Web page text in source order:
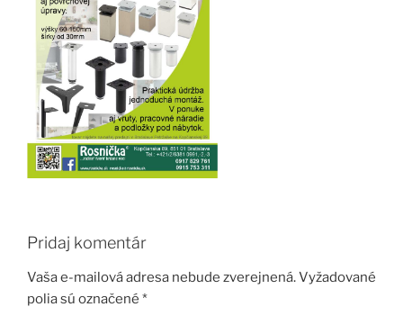
Pridaj komentár
Vaša e-mailová adresa nebude zverejnená.Vyžadované
polia sú označené *